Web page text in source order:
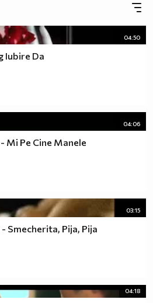
04:50
Iubire Da
04:06
Mi Pe Cine Manele
03:15
Smecherita, Pija, Pija
04:18